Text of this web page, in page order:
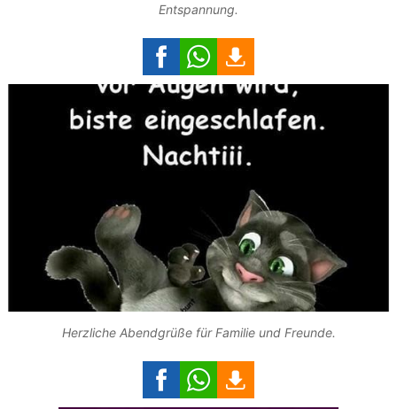
Entspannung.
Herzliche Abendgrüße für Familie und Freunde.